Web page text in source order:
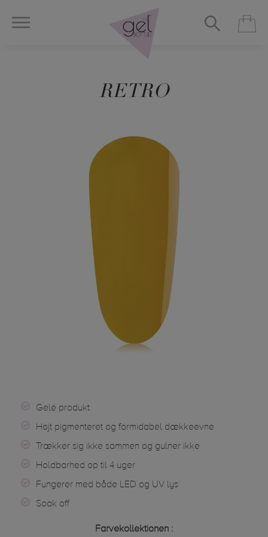
RETRO
Gelé produkt
Højt pigmenteret og formidabel dækkeevne
Trækker sig ikke sammen og gulner ikke
Holdbarhed op til 4 uger
Fungerer med både LED og UV lys
Soak off
Farvekollektionen :